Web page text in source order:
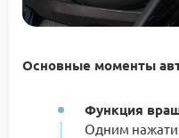
Основные моменты
Функция
Одним